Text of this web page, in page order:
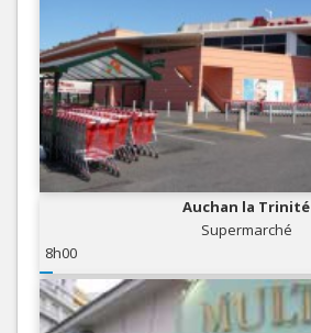
Auchan la Trinité
Supermarché
8h00